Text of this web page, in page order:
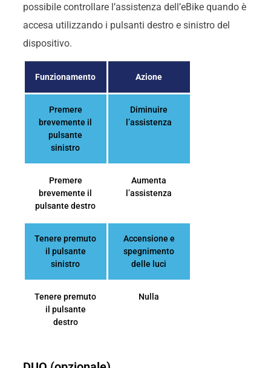
possibile controllare l’assistenza dell’eBike quando è
accesa utilizzando i pulsanti destro e sinistro del
dispositivo.
Funzionamento Azione
Premere
brevemente il
pulsante
sinistro
Diminuire
l’assistenza
Premere
brevemente il
pulsante destro
Aumenta
l’assistenza
Tenere premuto
il pulsante
sinistro
Accensione e
spegnimento
delle luci
Tenere premuto
il pulsante
destro
Nulla